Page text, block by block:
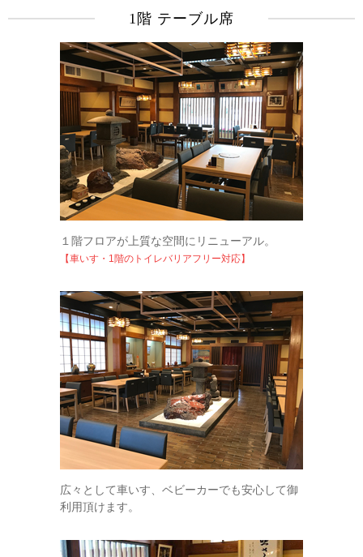
1階 テーブル席
１階フロアが上質な空間にリニューアル。
【車いす・1階のトイレバリアフリー対応】
広々として車いす、ベビーカーでも安心して御
利用頂けます。